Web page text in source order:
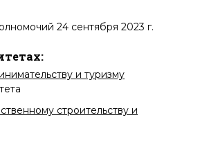
24 сентября 2023 г.
и туризму
строительству и